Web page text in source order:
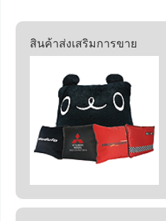
สินค้าส่งเสริมการขาย